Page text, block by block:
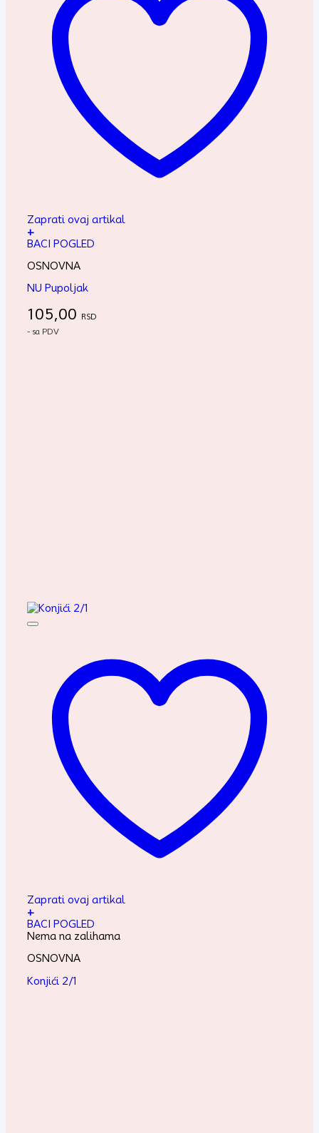
Zaprati ovaj artikal
+
BACI POGLED
OSNOVNA
NU Pupoljak
105,00 RSD
- sa PDV
Zaprati ovaj artikal
+
BACI POGLED
Nema na zalihama
OSNOVNA
Konjići 2/1